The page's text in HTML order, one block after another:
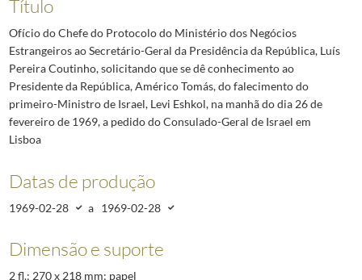
Título
Ofício do Chefe do Protocolo do Ministério dos Negócios
Estrangeiros ao Secretário-Geral da Presidência da República, Luís
Pereira Coutinho, solicitando que se dê conhecimento ao
Presidente da República, Américo Tomás, do falecimento do
primeiro-Ministro de Israel, Levi Eshkol, na manhã do dia 26 de
fevereiro de 1969, a pedido do Consulado-Geral de Israel em
Lisboa
Datas de produção
1969-02-28 a 1969-02-28
Dimensão e suporte
2 fl.; 270 x 218 mm; papel